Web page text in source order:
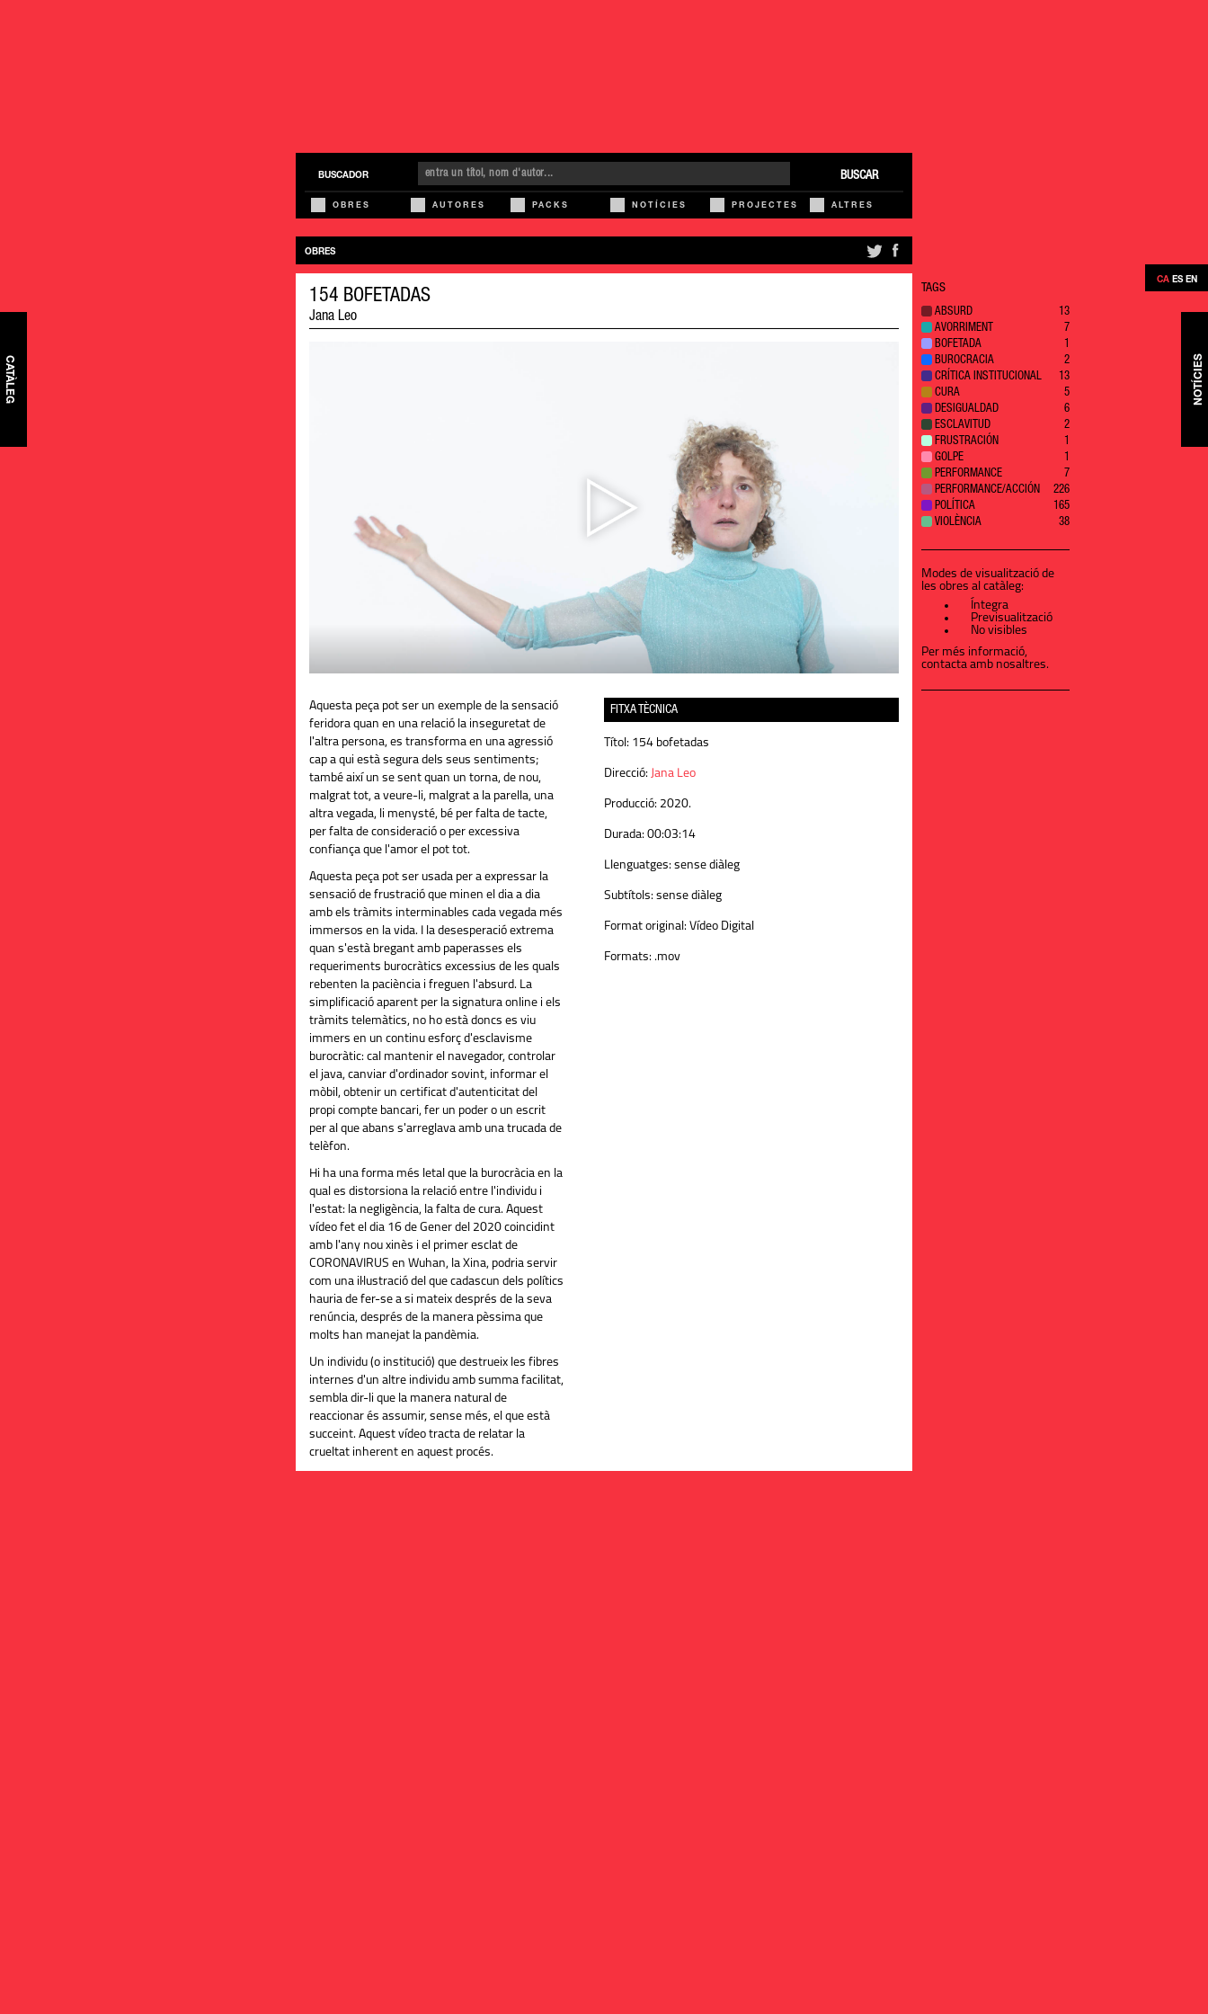
CATÀLEG
CA ES EN
NOTÍCIES
BUSCADOR BUSCAR
OBRES AUTORES PACKS NOTÍCIES PROJECTES ALTRES
OBRES
154 BOFETADAS
Jana Leo
Aquesta peça pot ser un exemple de la sensació
feridora quan en una relació la inseguretat de
l'altra persona, es transforma en una agressió
cap a qui està segura dels seus sentiments;
també així un se sent quan un torna, de nou,
malgrat tot, a veure-li, malgrat a la parella, una
altra vegada, li menysté, bé per falta de tacte,
per falta de consideració o per excessiva
confiança que l'amor el pot tot.
Aquesta peça pot ser usada per a expressar la
sensació de frustració que minen el dia a dia
amb els tràmits interminables cada vegada més
immersos en la vida. I la desesperació extrema
quan s'està bregant amb paperasses els
requeriments burocràtics excessius de les quals
rebenten la paciència i freguen l'absurd. La
simplificació aparent per la signatura online i els
tràmits telemàtics, no ho està doncs es viu
immers en un continu esforç d'esclavisme
burocràtic: cal mantenir el navegador, controlar
el java, canviar d'ordinador sovint, informar el
mòbil, obtenir un certificat d'autenticitat del
propi compte bancari, fer un poder o un escrit
per al que abans s'arreglava amb una trucada de
telèfon.
Hi ha una forma més letal que la burocràcia en la
qual es distorsiona la relació entre l'individu i
l'estat: la negligència, la falta de cura. Aquest
vídeo fet el dia 16 de Gener del 2020 coincidint
amb l'any nou xinès i el primer esclat de
CORONAVIRUS en Wuhan, la Xina, podria servir
com una il·lustració del que cadascun dels polítics
hauria de fer-se a si mateix després de la seva
renúncia, després de la manera pèssima que
molts han manejat la pandèmia.
Un individu (o institució) que destrueix les fibres
internes d'un altre individu amb summa facilitat,
sembla dir-li que la manera natural de
reaccionar és assumir, sense més, el que està
succeint. Aquest vídeo tracta de relatar la
crueltat inherent en aquest procés.
FITXA TÈCNICA
Títol: 154 bofetadas
Direcció: Jana Leo
Producció: 2020.
Durada: 00:03:14
Llenguatges: sense diàleg
Subtítols: sense diàleg
Format original: Vídeo Digital
Formats: .mov
TAGS
ABSURD
13
AVORRIMENT
7
BOFETADA
1
BUROCRACIA
2
CRÍTICA INSTITUCIONAL
13
CURA
5
DESIGUALDAD
6
ESCLAVITUD
2
FRUSTRACIÓN
1
GOLPE
1
PERFORMANCE
7
PERFORMANCE/ACCIÓN
226
POLÍTICA
165
VIOLÈNCIA
38
Modes de visualització de
les obres al catàleg:
Íntegra
Previsualització
No visibles
Per més informació,
contacta amb nosaltres.